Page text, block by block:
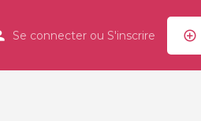
Se connecter ou S'inscrire